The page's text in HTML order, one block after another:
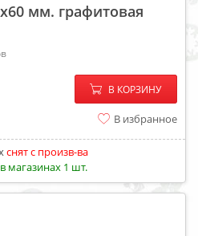
мм. графитовая
− +
В КОРЗИНУ
В избранное
cнят с произв-ва
в магазинах 1 шт.